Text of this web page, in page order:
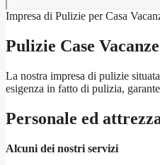
Impresa di Pulizie per Casa
Pulizie Case
La nostra impresa di pulizie
esigenza in fatto di pulizia,
Personale ed
Alcuni dei nostri servizi